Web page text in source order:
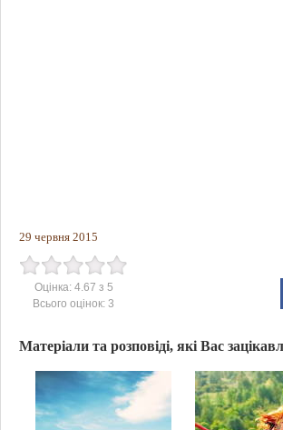
29 червня 2015
Оцінка: 4.67 з 5
Всього оцінок: 3
Матеріали та розповіді, які Вас